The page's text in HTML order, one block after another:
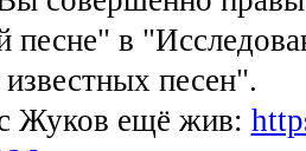
песне" в
песен".
Жуков ещё жив: